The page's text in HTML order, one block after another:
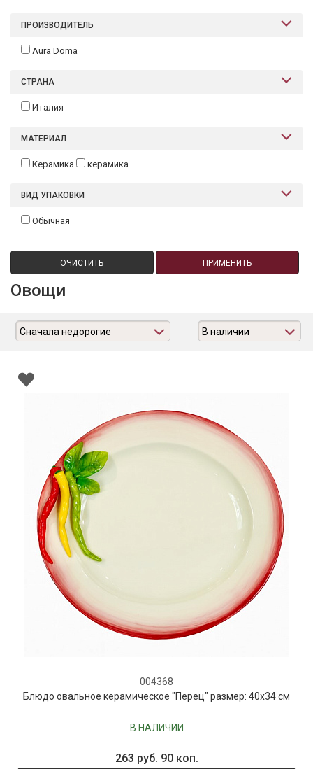
ПРОИЗВОДИТЕЛЬ
Aura Doma
СТРАНА
Италия
МАТЕРИАЛ
Керамика керамика
ВИД УПАКОВКИ
Обычная
ОЧИСТИТЬ ПРИМЕНИТЬ
Овощи
Сначала недорогие В наличии
004368
Блюдо овальное керамическое "Перец" размер: 40х34 см
В НАЛИЧИИ
263 руб. 90 коп.